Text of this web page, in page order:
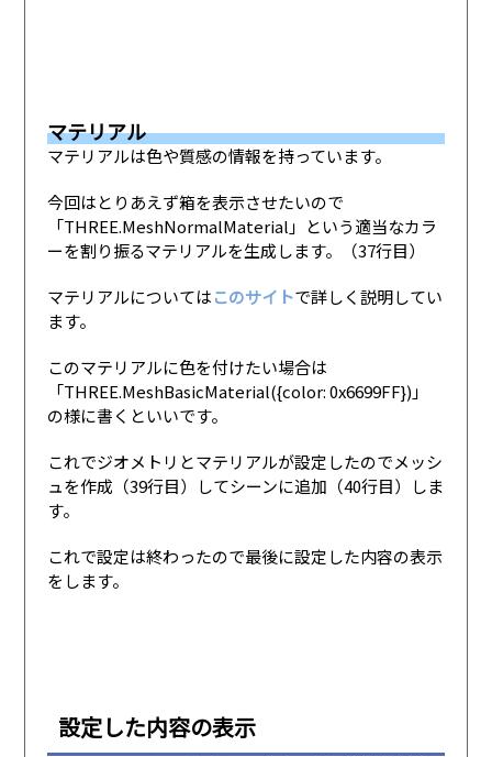
マテリアル
マテリアルは色や質感の情報を持っています。
今回はとりあえず箱を表示させたいので
「THREE.MeshNormalMaterial」という適当なカラ
ーを割り振るマテリアルを生成します。（37行目）
マテリアルについてはこのサイトで詳しく説明してい
ます。
このマテリアルに色を付けたい場合は
「THREE.MeshBasicMaterial({color: 0x6699FF})」
の様に書くといいです。
これでジオメトリとマテリアルが設定したのでメッシ
ュを作成（39行目）してシーンに追加（40行目）しま
す。
これで設定は終わったので最後に設定した内容の表示
をします。
設定した内容の表示